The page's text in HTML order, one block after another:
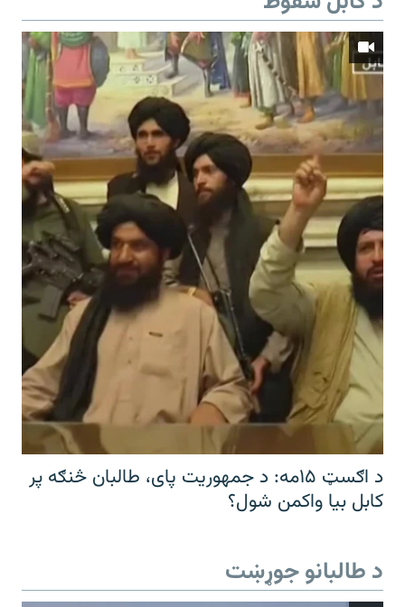
د اګسټ ۱۵مه: د جمهوریت پای، طالبان څنګه پر
کابل بیا واکمن شول؟
د طالبانو جوړښت